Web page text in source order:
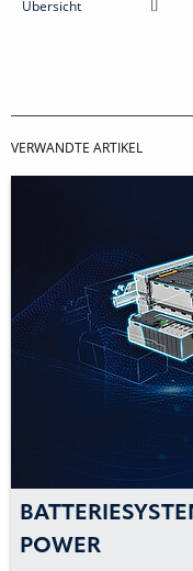
Übersicht
VERWANDTE ARTIKEL